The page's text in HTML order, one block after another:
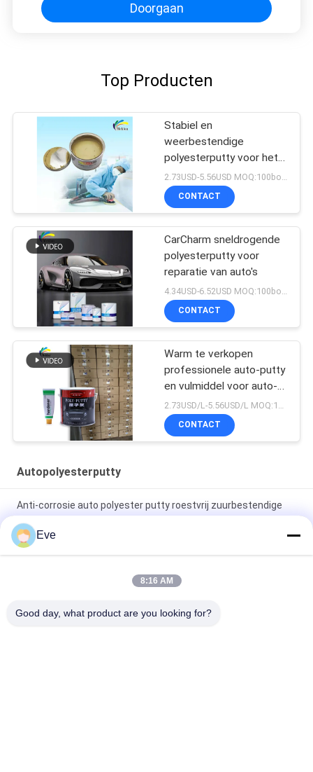
Doorgaan
Top Producten
Stabiel en
weerbestendige
polyesterputty voor het
vullen van auto's
2.73USD-5.56USD MOQ:100boxen
CONTACT
CarCharm sneldrogende
polyesterputty voor
reparatie van auto's
CONTACT
Warm te verkopen
professionele auto-putty
en vulmiddel voor auto-
reparatie
CONTACT
Autopolyesterputty
Anti-corrosie auto polyester putty roestvrij zuurbestendige
grijze kleur
Niet-toxisch auto polyester putty filler schimmelbestendige
chemisch bestand
Eve
8:16 AM
Good day, what product are you looking for?